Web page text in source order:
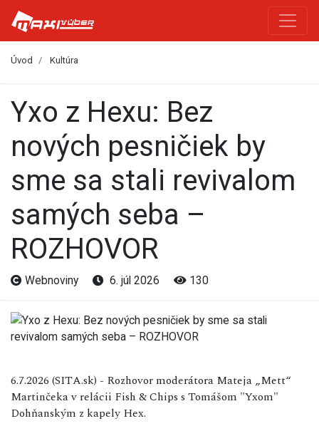
Úvod Kultúra
Yxo z Hexu: Bez
nových pesničiek by
sme sa stali revivalom
samých seba –
ROZHOVOR
Webnoviny 6. júl 2026 130
6.7.2026 (SITA.sk) - Rozhovor moderátora Mateja „Mett“
Martinčeka v relácii Fish & Chips s Tomášom "Yxom"
Dohňanským z kapely Hex.